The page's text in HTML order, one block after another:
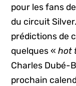
pour les fans
du circuit
prédictions de
quelques «hot
Charles Dubé-
prochain